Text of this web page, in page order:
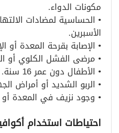
مكونات الدواء.
• الحساسية لمضادات
الأسبرين.
• الإصابة بقرحة المعدة أو
• مرضى الفشل الكلوي أو
• الأطفال دون عمر 16 سنة.
• الربو الشديد أو أمراض
• وجود نزيف في المعدة
احتياطات استخدام